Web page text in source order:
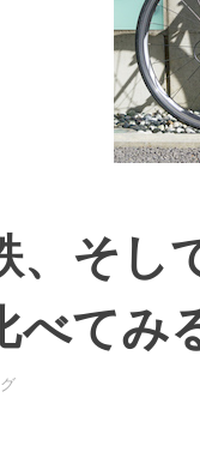
、そし
てみ